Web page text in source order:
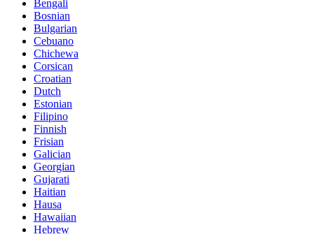
Bengali
Bosnian
Bulgarian
Cebuano
Chichewa
Corsican
Croatian
Dutch
Estonian
Filipino
Finnish
Frisian
Galician
Georgian
Gujarati
Haitian
Hausa
Hawaiian
Hebrew